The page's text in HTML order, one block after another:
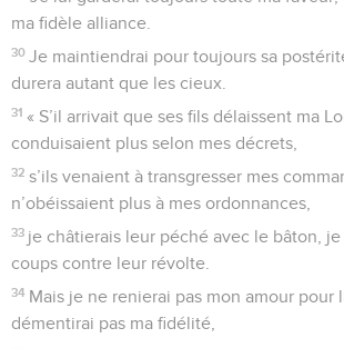
O Eternel, les cieux chantent ton œuvre
Qui dans le ciel est égal à toi, Eternel ?
semblable à toi, qui, parmi les dieux ?
Car c’est un Dieu redoutable au conseil
grand, plus impressionnant que ceux qui
Qui, ô Eternel, ô Dieu des *armées
puissant comme toi ? Qui, ô Eternel ? Ta
autour de toi.
10
Oui, c’est toi seul qui maîtrises l’orgueil
ses vagues se déchaînent, toi, tu les
11
C’est toi qui as écrasé, transpercé